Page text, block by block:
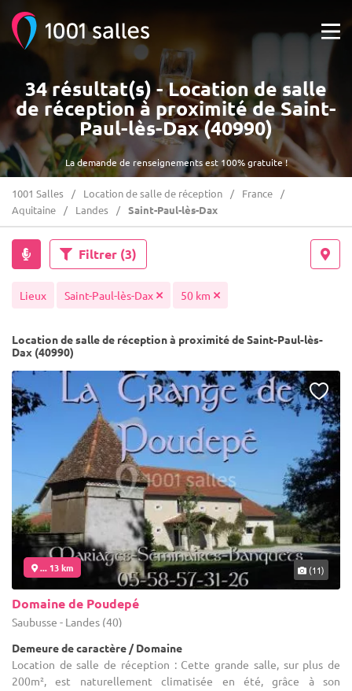
La demande de renseignements est 100% gratuite !
34 résultat(s) - Location de salle
de réception à proximité de Saint-
Paul-lès-Dax (40990)
1001 Salles Location de salle de réception
France
Aquitaine
Landes Saint-Paul-lès-Dax
Filtrer (3)
Lieux Saint-Paul-lès-Dax 50 km
Location de salle de réception à proximité de Saint-Paul-lès-
Dax (40990)
... 13 km (11)
Domaine de Poudepé
Saubusse - Landes (40)
Demeure de caractère / Domaine
Location de salle de réception : Cette grande salle, sur plus de
200m², est naturellement climatisée en été, grâce à son